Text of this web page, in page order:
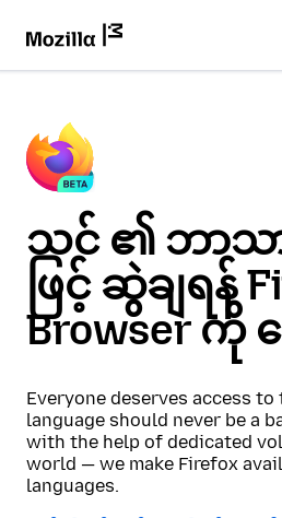
သင် ၏ ဘာသ
ဖြင့် ဆွဲချရန်
Browser ကို ရွ
Everyone deserves access
language should never be a
with the help of dedicated
world — we make Firefox
languages.